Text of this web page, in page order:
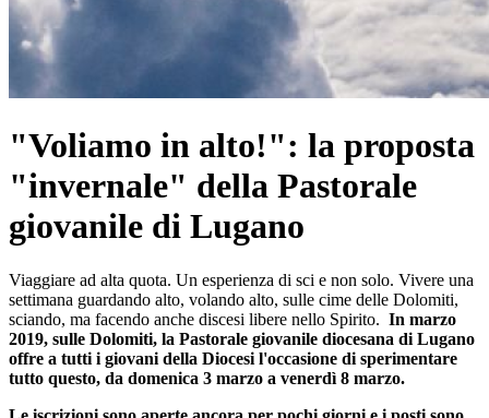
"Voliamo in alto!": la proposta
"invernale" della Pastorale
giovanile di Lugano
Viaggiare ad alta quota. Un esperienza di sci e non solo. Vivere una
settimana guardando alto, volando alto, sulle cime delle Dolomiti,
sciando, ma facendo anche discesi libere nello Spirito. In marzo
2019, sulle Dolomiti, la Pastorale giovanile diocesana di Lugano
offre a tutti i giovani della Diocesi l'occasione di sperimentare
tutto questo, da domenica 3 marzo a venerdì 8 marzo.